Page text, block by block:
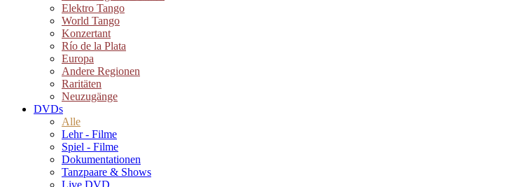
Elektro Tango
World Tango
Konzertant
Río de la Plata
Europa
Andere Regionen
Raritäten
Neuzugänge
DVDs
Alle
Lehr - Filme
Spiel - Filme
Dokumentationen
Tanzpaare & Shows
Live DVD